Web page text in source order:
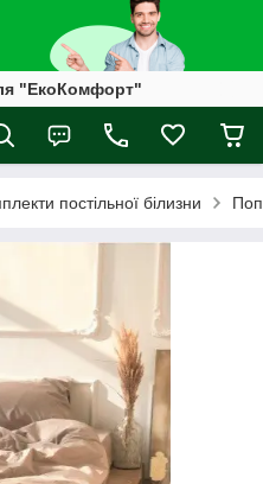
"ЕкоКомфорт"
постільної білизни